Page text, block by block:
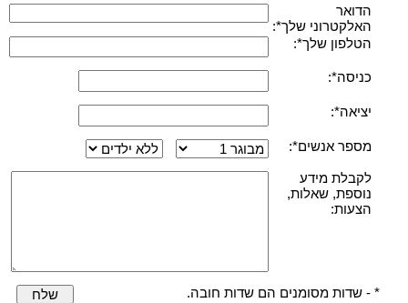
הדואר
האלקטרוני שלך*:
הטלפון שלך*:
כניסה*:
יציאה*:
מספר אנשים*:
לקבלת מידע
נוספת, שאלות,
הצעות:
* - שדות מסומנים הם שדות חובה. שלח